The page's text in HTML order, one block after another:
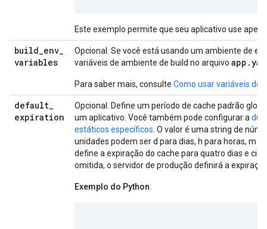
Este exemplo permite que seu aplicativo use
build_env_
variables
Opcional. Se você está usando um ambiente de
variáveis de ambiente de build no arquivo
Para saber mais, consulte Como usar variáveis de
default_
expiration
Opcional. Define um período de cache padrão
um aplicativo. Você também pode configurar a
estáticos específicos . O valor é uma string de
unidades podem ser d para dias, h para horas, m
define a expiração do cache para quatro dias e
omitida, o servidor de produção definirá a
Exemplo do Python: